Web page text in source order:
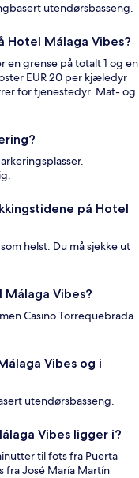
utendørsbasseng.
Málaga Vibes?
en grense på totalt 1 og en
EUR 20 per kjæledyr
for tjenestedyr. Mat- og
på Hotel
helst. Du må sjekke ut
Málaga Vibes?
Casino Torrequebrada
Vibes og i
utendørsbasseng.
Vibes ligger i?
til fots fra Puerta
fra José María Martín